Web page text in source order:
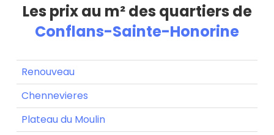
Les prix au m² des quartiers de
Conflans-Sainte-Honorine
Renouveau
Chennevieres
Plateau du Moulin